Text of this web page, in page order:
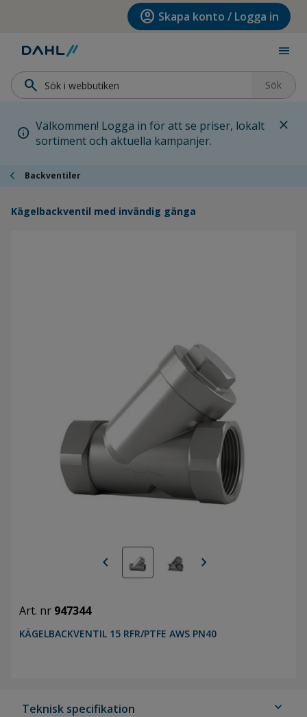
Hoppa till huvudinnehållet account_circle Skapa konto / Logga in
menu
search Sök
info Välkommen! Logga in för att se priser, lokalt
sortiment och aktuella kampanjer.
close
chevron_left Backventiler
Kägelbackventil med invändig gänga
chevron_left chevron_right
Art. nr 947344
KÄGELBACKVENTIL 15 RFR/PTFE AWS PN40
Teknisk specifikation expand_more